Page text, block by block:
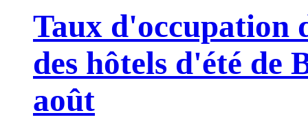
Taux d'occupation
des hôtels d'été de
août